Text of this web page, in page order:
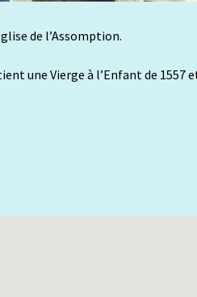
de l’Assomption.
une Vierge à l’Enfant de 1557